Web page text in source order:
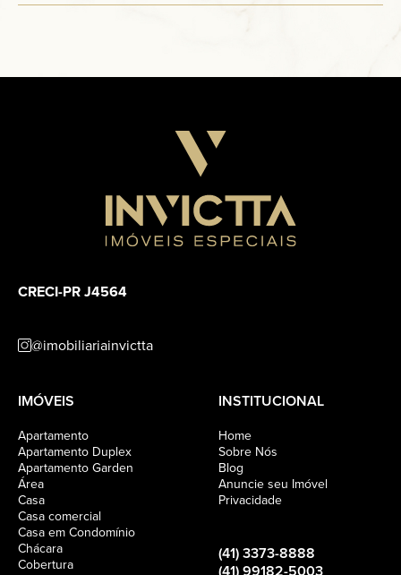
CRECI-PR J4564
@imobiliariainvictta
IMÓVEIS
Apartamento
Apartamento Duplex
Apartamento Garden
Área
Casa
Casa comercial
Casa em Condomínio
Chácara
Cobertura
INSTITUCIONAL
Home
Sobre Nós
Blog
Anuncie seu Imóvel
Privacidade
(41) 3373-8888